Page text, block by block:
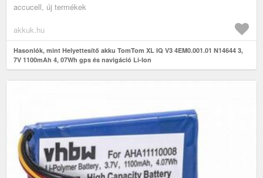
accucell, új termékek
akkuk.hu
Hasonlók, mint Helyettesítő akku TomTom XL IQ V3 4EM0.001.01 N14644 3,
7V 1100mAh 4, 07Wh gps és navigáció Li-Ion